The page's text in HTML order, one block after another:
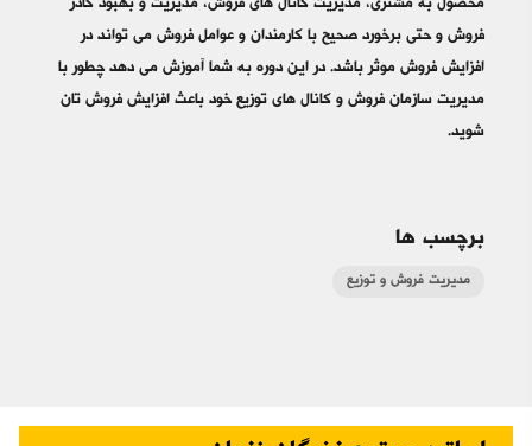
محصول به مشتری، مدیریت کانال های فروش، مدیریت و بهبود کادر
فروش و حتی برخورد صحیح با کارمندان و عوامل فروش می تواند در
افزایش فروش موثر باشد. در این دوره به شما آموزش می دهد چطور با
مدیریت سازمان فروش و کانال های توزیع خود باعث افزایش فروش تان
شوید.
برچسب ها
مدیریت فروش و توزیع